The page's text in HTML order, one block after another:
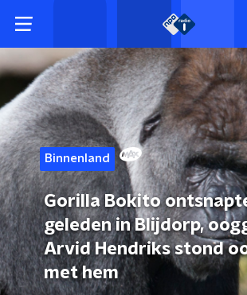
Binnenland
Gorilla Bokito
geleden in Blijdorp,
Arvid Hendriks stond
met hem